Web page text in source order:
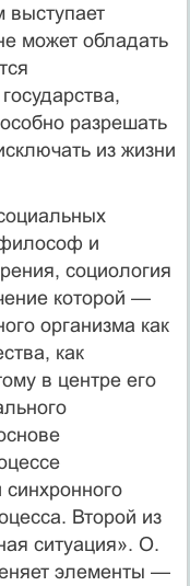
выступает
может обладать
разрешать
из жизни
и
социология
которой —
организма как
как
в центре его
Второй из
ситуация». О.
элементы —